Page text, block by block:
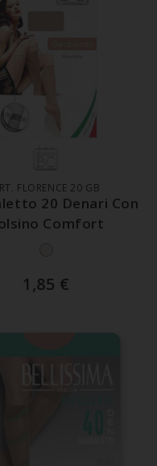
FLORENCE 20 GB
20 Denari Con
Comfort
1,85 €